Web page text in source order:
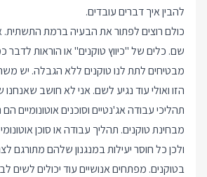
להבין איך דברים עובדים.
כולם רוצים לפתור את הבעיה ברמת התשתית.
שם. כלים של "כיווץ טוקנים" או הוראות לדבר
מבטיחים לתת לנו טוקנים ללא הגבלה. יש
הזו ואולי עוד נגיע לשם. אני לא חושב שאנחנו
תהליכי עבודה אג'נטיים וסוכנים אוטונומיים
מבחינת טוקנים. תהליך עבודה או סוכן
ולכן כל חוסר יעילות במנגנון שלהם מתורגם
בטוקנים. מפתחים אנושיים עוד יכולים לשים